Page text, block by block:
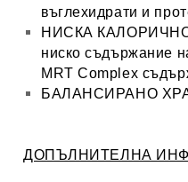
въглехидрати и
НИСКА
ниско съдържание
MRT Complex
БАЛАНСИРАНО
ДОПЪЛНИТЕЛНА